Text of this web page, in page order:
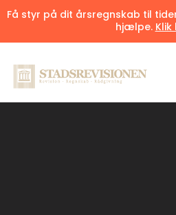
Få styr på dit årsregnskab til
hjælpe. Klik